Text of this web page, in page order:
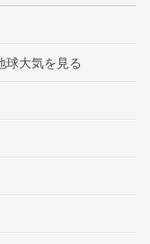
球大気を見る